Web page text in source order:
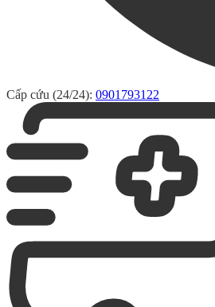
Cấp cứu (24/24): 0901793122